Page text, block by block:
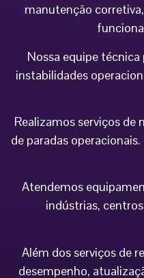
manutenção
Nossa equipe
instabilidades
Realizamos serviços
de paradas
Atendemos
indústrias,
Além dos serviços de
desempenho,